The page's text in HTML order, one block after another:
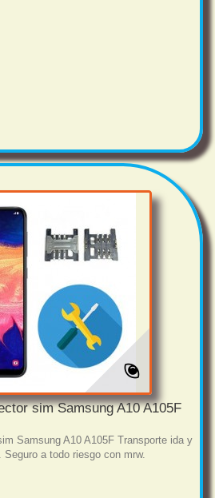
sim Samsung A10 A105F
Samsung A10 A105F Transporte ida y
a todo riesgo con mrw.